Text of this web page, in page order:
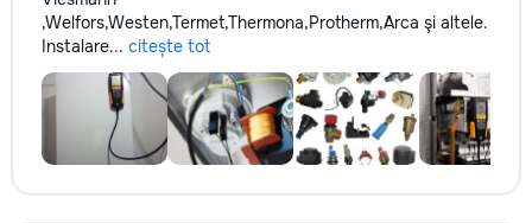
,Welfors,Westen,Termet,Thermona,Protherm,Arca şi altele.
Instalare... citește tot